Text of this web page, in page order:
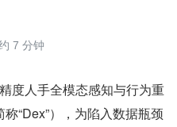
7 分钟
度人手全模态感知与行为重
“Dex”），为陷入数据瓶颈